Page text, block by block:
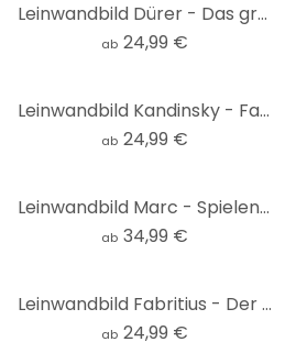
Leinwandbild Dürer - Das große Rasenstück
ab 24,99 €
Leinwandbild Kandinsky - Farbstudie Quadrate und konzentrische Ringe
ab 24,99 €
Leinwandbild Marc - Spielende Formen - Panorama
ab 34,99 €
Leinwandbild Fabritius - Der Distelfink
ab 24,99 €